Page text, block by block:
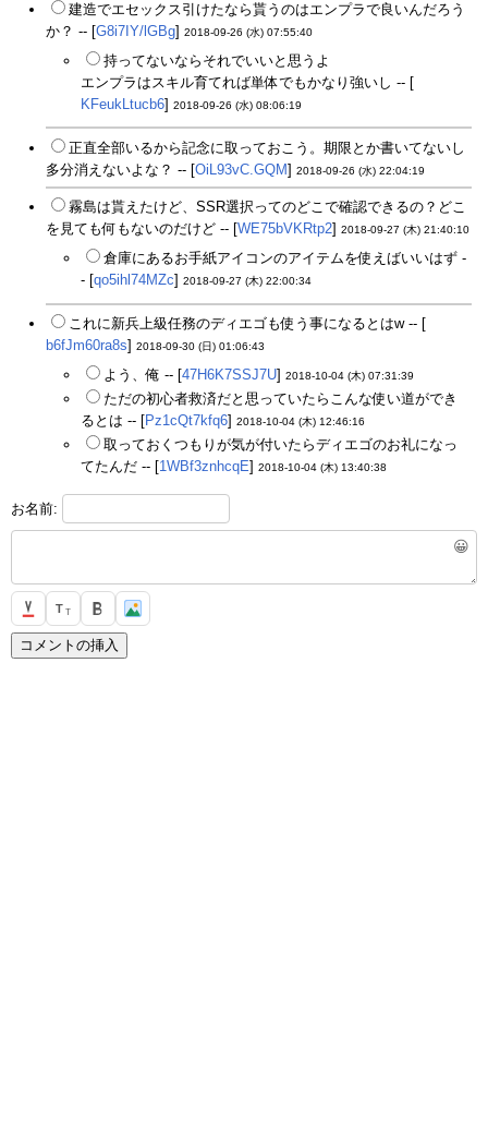
建造でエセックス引けたなら貰うのはエンプラで良いんだろう
か？ -- [G8i7IY/lGBg] 2018-09-26 (水) 07:55:40
持ってないならそれでいいと思うよ
エンプラはスキル育てれば単体でもかなり強いし -- [
KFeukLtucb6] 2018-09-26 (水) 08:06:19
正直全部いるから記念に取っておこう。期限とか書いてないし
多分消えないよな？ -- [OiL93vC.GQM] 2018-09-26 (水) 22:04:19
霧島は貰えたけど、SSR選択ってのどこで確認できるの？どこ
を見ても何もないのだけど -- [WE75bVKRtp2] 2018-09-27 (木) 21:40:10
倉庫にあるお手紙アイコンのアイテムを使えばいいはず -
- [qo5ihl74MZc] 2018-09-27 (木) 22:00:34
これに新兵上級任務のディエゴも使う事になるとはw -- [
b6fJm60ra8s] 2018-09-30 (日) 01:06:43
よう、俺 -- [47H6K7SSJ7U] 2018-10-04 (木) 07:31:39
ただの初心者救済だと思っていたらこんな使い道ができ
るとは -- [Pz1cQt7kfq6] 2018-10-04 (木) 12:46:16
取っておくつもりが気が付いたらディエゴのお礼になっ
てたんだ -- [1WBf3znhcqE] 2018-10-04 (木) 13:40:38
お名前:
😀
T T